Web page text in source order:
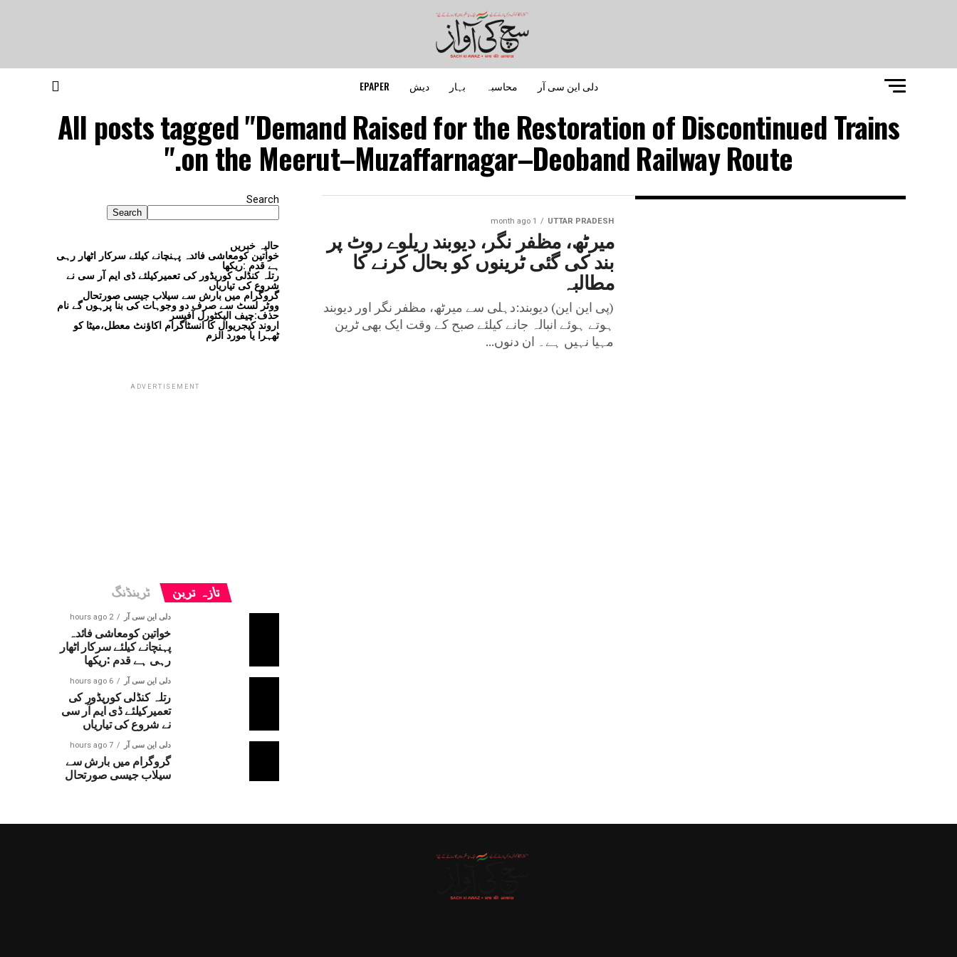
دلی این سی آر محاسبہ بہار دیش EPAPER
All posts tagged "Demand Raised for the Restoration of Discontinued Trains
on the Meerut–Muzaffarnagar–Deoband Railway Route."
UTTAR PRADESH
1 month ago
میرٹھ، مظفر نگر، دیوبند ریلوے روٹ پر
بند کی گئی ٹرینوں کو بحال کرنے کا
مطالبہ
(پی این این) دیوبند:دہلی سے میرٹھ، مظفر نگر اور دیوبند
ہوتے ہوئے انبالہ جانے کیلئے صبح کے وقت ایک بھی ٹرین
مہیا نہیں ہے۔ ان دنوں...
Search
Search
حالیہ خبریں
خواتین کومعاشی فائدہ پہنچانے کیلئے سرکار اٹھار رہی
ہے قدم :ریکھا
رتلہ کنڈلی کوریڈور کی تعمیرکیلئے ڈی ایم آر سی نے
شروع کی تیاریاں
گروگرام میں بارش سے سیلاب جیسی صورتحال
ووٹر لسٹ سے صرف دو وجوہات کی بنا پرہوں گے نام
حذف:چیف الیکٹورل آفیسر
اروند کیجریوال کا انسٹاگرام اکاؤنٹ معطل،میٹا کو
ٹھہرا یا مورد الزم
ADVERTISEMENT
تازہ ترین ٹرینڈنگ
دلی این سی آر 2 hours ago
خواتین کومعاشی فائدہ
پہنچانے کیلئے سرکار اٹھار
رہی ہے قدم :ریکھا
دلی این سی آر 6 hours ago
رتلہ کنڈلی کوریڈور کی
تعمیرکیلئے ڈی ایم آر سی
نے شروع کی تیاریاں
دلی این سی آر 7 hours ago
گروگرام میں بارش سے
سیلاب جیسی صورتحال